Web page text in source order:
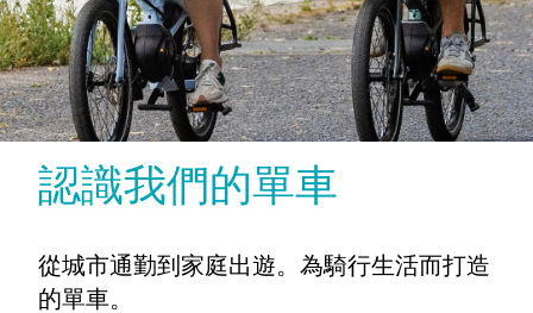
認識我們的單車
從城市通勤到家庭出遊。為騎行生活而打造
的單車。